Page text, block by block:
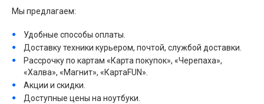
Мы предлагаем:
Удобные способы оплаты.
Доставку техники курьером, почтой, службой доставки.
Рассрочку по картам «Карта покупок», «Черепаха»,
«Халва», «Магнит», «КартаFUN».
Акции и скидки.
Доступные цены на ноутбуки.